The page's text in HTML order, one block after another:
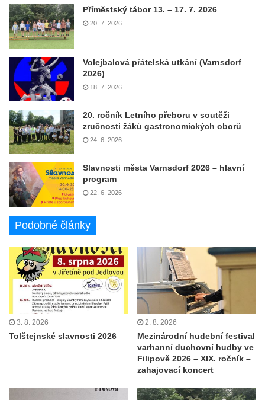
Příměstský tábor 13. – 17. 7. 2026
20. 7. 2026
Volejbalová přátelská utkání (Varnsdorf
2026)
18. 7. 2026
20. ročník Letního přeboru v soutěži
zručnosti žáků gastronomických oborů
24. 6. 2026
Slavnosti města Varnsdorf 2026 – hlavní
program
22. 6. 2026
Podobné články
3. 8. 2026
Tolštejnské slavnosti 2026
2. 8. 2026
Mezinárodní hudební festival
varhanní duchovní hudby ve
Filipově 2026 – XIX. ročník –
zahajovací koncert